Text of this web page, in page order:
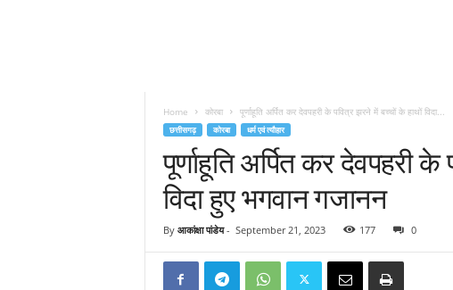
Home कोरबा पूर्णाहूति अर्पित कर देवपहरी के पवित्र झरने में बच्चों के हाथों विदा...
छत्तीसगढ़ कोरबा धर्म एवं त्यौहार
पूर्णाहूति अर्पित कर देवपहरी
विदा हुए भगवान गजानन
By आकांक्षा पांडेय- September 21, 2023 177 0